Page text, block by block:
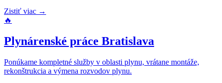
Zistiť viac →
🔥
Plynárenské práce Bratislava
Ponúkame kompletné služby v oblasti plynu, vrátane montáže,
rekonštrukcia a výmena rozvodov plynu.